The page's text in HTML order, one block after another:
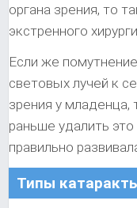
органа зрения, то
экстренного
Если же
световых лучей к
зрения у
раньше удалить
правильно
Типы